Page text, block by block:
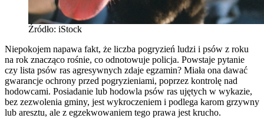
Źródło: iStock
Niepokojem napawa fakt, że liczba pogryzień ludzi i psów z roku
na rok znacząco rośnie, co odnotowuje policja. Powstaje pytanie
czy lista psów ras agresywnych zdaje egzamin? Miała ona dawać
gwarancje ochrony przed pogryzieniami, poprzez kontrolę nad
hodowcami. Posiadanie lub hodowla psów ras ujętych w wykazie,
bez zezwolenia gminy, jest wykroczeniem i podlega karom grzywny
lub aresztu, ale z egzekwowaniem tego prawa jest krucho.